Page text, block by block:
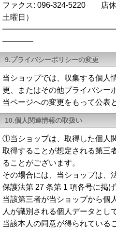
ファクス: 096-324-5220 店休
土曜日）
━━━━
9.プライバシーポリシーの変更
当ショップでは、収集する個人
更、またはその他プライバシー
当ページへの変更をもって公表
10.個人関連情報の取扱い
①当ショップは、取得した個人
取得することが想定される第三
ることがございます。
その場合には、当ショップは、
保護法第 27 条第 1 項各号に掲げ
当該第三者が当ショップから個
人が識別される個人データとし
当該本人の同意が得られている